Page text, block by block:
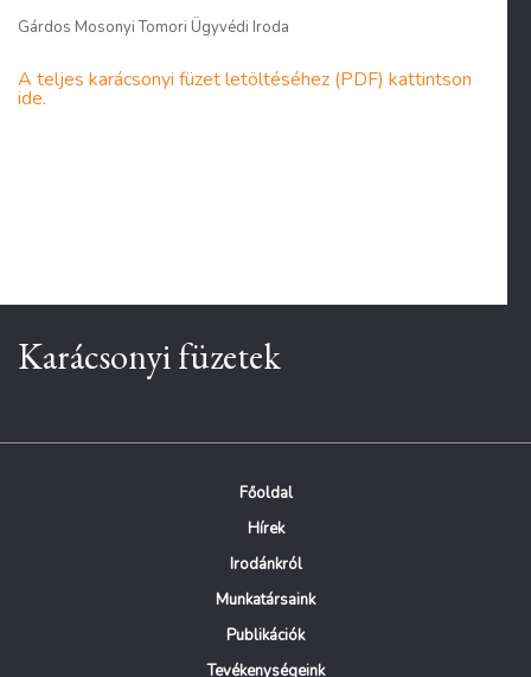
Gárdos Mosonyi Tomori Ügyvédi Iroda
A teljes karácsonyi füzet letöltéséhez (PDF) kattintson
ide.
Karácsonyi füzetek
Főoldal
Hírek
Irodánkról
Munkatársaink
Publikációk
Tevékenységeink